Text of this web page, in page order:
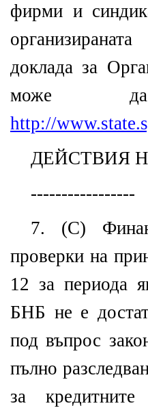
фирми и
доклада за
може
http://
ДЕЙСТВИЯ
-----------------
7. (C)
проверки на
12 за периода
БНБ не е
под въпрос
пълно
за